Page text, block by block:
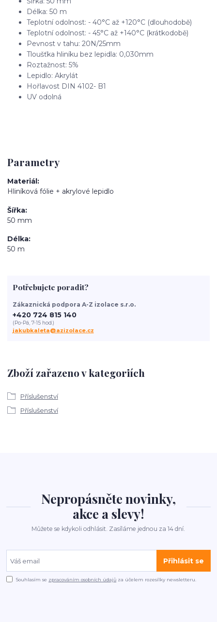
Délka: 50 m
Teplotní odolnost: - 40°C až +120°C (dlouhodobě)
Teplotní odolnost: - 45°C až +140°C (krátkodobě)
Pevnost v tahu: 20N/25mm
Tloušťka hliníku bez lepidla: 0,030mm
Roztažnost: 5%
Lepidlo: Akrylát
Hořlavost DIN 4102- B1
UV odolná
Parametry
Materiál
Hliníková fólie + akrylové lepidlo
Šířka
50 mm
Délka
50 m
Zboží zařazeno v kategoriích
Příslušenství
Příslušenství
Potřebujete poradit?
Zákaznická podpora A-Z izolace s.r.o.
+420 724 815 140
(Po-Pá, 7-15 hod.)
jakubkaleta@azizolace.cz
Nepropásněte novinky,
akce a slevy!
Můžete se kdykoli odhlásit. Zasíláme jednou za 14 dní.
Přihlásit se
Souhlasím se zpracováním osobních údajů za účelem rozesílky newsletteru.